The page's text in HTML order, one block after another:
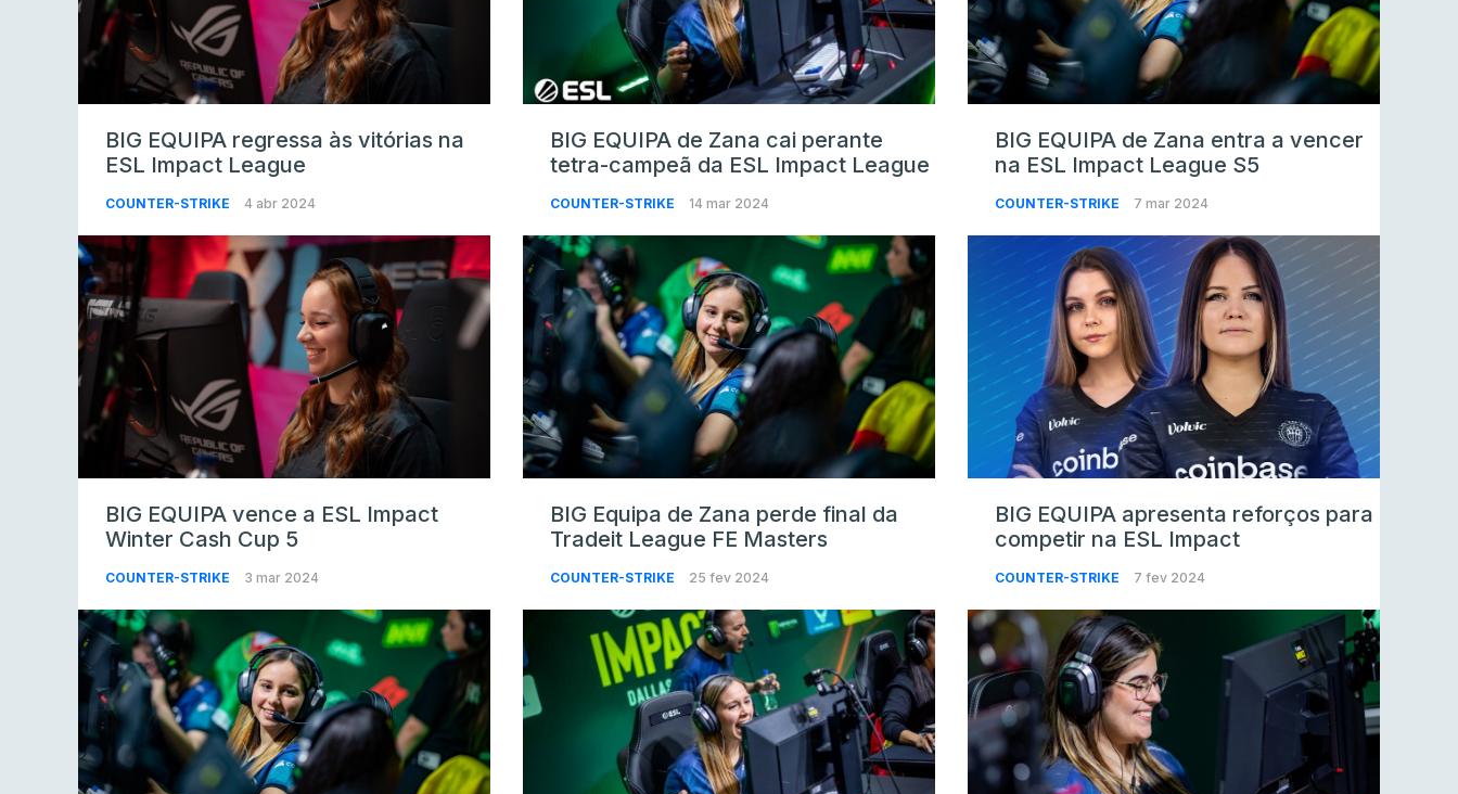
BIG EQUIPA regressa às vitórias na
ESL Impact League
COUNTER-STRIKE 4 abr 2024
BIG EQUIPA de Zana cai perante
tetra-campeã da ESL Impact League
COUNTER-STRIKE 14 mar 2024
BIG EQUIPA de Zana entra a vencer
na ESL Impact League S5
COUNTER-STRIKE 7 mar 2024
BIG EQUIPA vence a ESL Impact
Winter Cash Cup 5
COUNTER-STRIKE 3 mar 2024
BIG Equipa de Zana perde final da
Tradeit League FE Masters
COUNTER-STRIKE 25 fev 2024
BIG EQUIPA apresenta reforços para
competir na ESL Impact
COUNTER-STRIKE 7 fev 2024